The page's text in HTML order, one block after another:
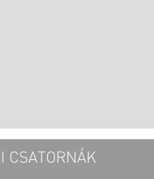
CSATORNÁK